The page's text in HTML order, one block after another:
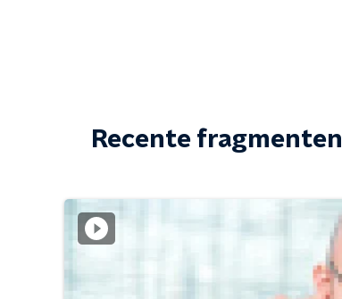
Recente fragmenten